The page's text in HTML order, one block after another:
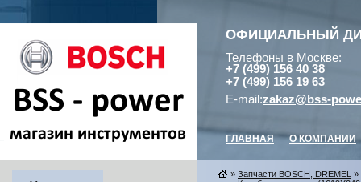
ОФИЦИАЛЬНЫЙ
Телефоны в Москве:
+7 (499) 156 40 38
+7 (499) 156 19 63
E-mail:zakaz@bss-
ГЛАВНАЯ О КОМПАНИИ
» Запчасти BOSCH, DREMEL »